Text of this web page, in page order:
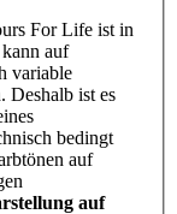
For Life ist in
auf
variable
Deshalb ist es
bedingt
auf
auf